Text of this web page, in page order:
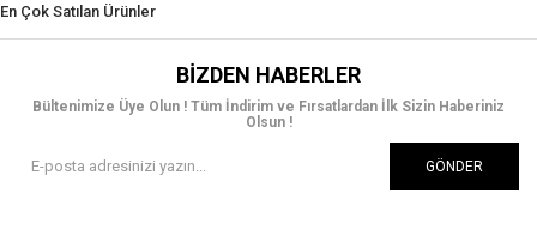
En Çok Satılan Ürünler
BIZDEN HABERLER
Bültenimize Üye Olun ! Tüm İndirim ve Fırsatlardan İlk Sizin Haberiniz
Olsun !
GÖNDER